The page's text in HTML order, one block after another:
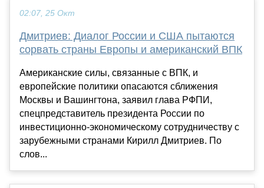
02:07, 25 Окт
Дмитриев: Диалог России и США пытаются
сорвать страны Европы и американский ВПК
Американские силы, связанные с ВПК, и
европейские политики опасаются сближения
Москвы и Вашингтона, заявил глава РФПИ,
спецпредставитель президента России по
инвестиционно-экономическому сотрудничеству с
зарубежными странами Кирилл Дмитриев. По
слов...